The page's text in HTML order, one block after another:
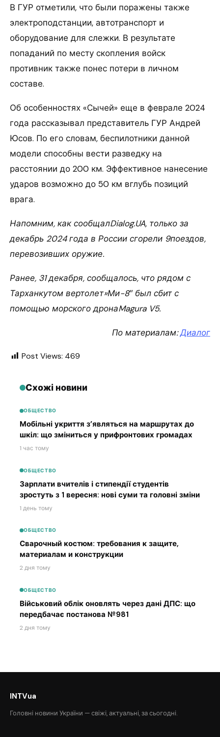
В ГУР отметили, что были поражены также
электроподстанции, автотранспорт и
оборудование для слежки. В результате
попаданий по месту скопления войск
противник также понес потери в личном
составе.
Об особенностях «Сычей» еще в феврале 2024
года рассказывал представитель ГУР Андрей
Юсов. По его словам, беспилотники данной
модели способны вести разведку на
расстоянии до 200 км. Эффективное нанесение
ударов возможно до 50 км вглубь позиций
врага.
Напомним, как сообщалDialog.UA, только за
декабрь 2024 года в России сгорели 9поездов,
перевозивших оружие.
Ранее, 31 декабря, сообщалось, что рядом с
Тарханкутом вертолет»Ми-8″ был сбит с
помощью морского дронаMagura V5.
По материалам:Диалог
Post Views: 469
Схожі новини
ОБЩЕСТВО
Мобільні укриття з’являться на маршрутах до
шкіл: що зміниться у прифронтових громадах
1 час тому
ОБЩЕСТВО
Зарплати вчителів і стипендії студентів
зростуть з 1 вересня: нові суми та головні зміни
1 день тому
ОБЩЕСТВО
Сварочный костюм: требования к защите,
материалам и конструкции
2 дня тому
ОБЩЕСТВО
Військовий облік оновлять через дані ДПС: що
передбачає постанова №981
2 дня тому
INTVua
Головні новини України — свіжі, актуальні, за сьогодні.